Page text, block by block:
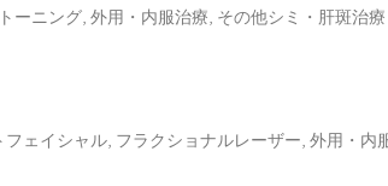
ーニング, 外用・内服治療, その他シミ・肝斑治療
ェイシャル, フラクショナルレーザー, 外用・内